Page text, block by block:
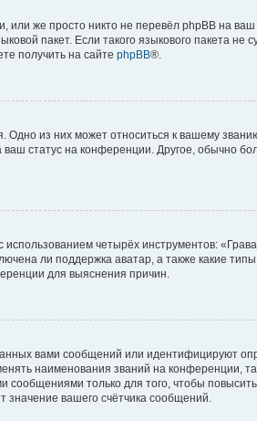
же просто никто не перевёл phpBB на
пакет. Если такого языкового пакета не
получить на сайте phpBB®.
из них может относиться к вашему
статус на конференции. Другое, обычно
четырёх инструментов:
ли поддержка аватар, а также какие
для выяснения причин.
вами сообщений или идентифицируют
наименования званий на конференции,
только для того, чтобы
вашего счётчика сообщений.